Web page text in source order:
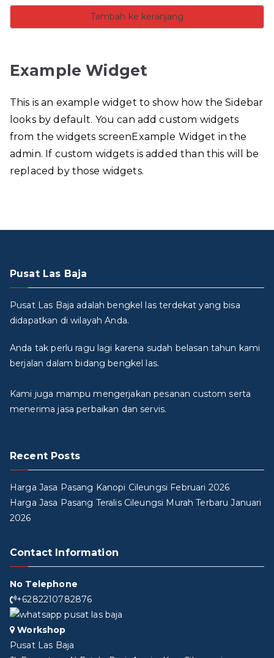
Tambah ke keranjang
Example Widget
This is an example widget to show how the Sidebar
looks by default. You can add custom widgets
from the widgets screenExample Widget in the
admin. If custom widgets is added than this will be
replaced by those widgets.
Pusat Las Baja
Pusat Las Baja adalah bengkel las terdekat yang bisa
didapatkan di wilayah Anda.
Anda tak perlu ragu lagi karena sudah belasan tahun kami
berjalan dalam bidang bengkel las.
Kami juga mampu mengerjakan pesanan custom serta
menerima jasa perbaikan dan servis.
Recent Posts
Harga Jasa Pasang Kanopi Cileungsi Februari 2026
Harga Jasa Pasang Teralis Cileungsi Murah Terbaru Januari
2026
Contact Information
No Telephone
+6282210782876
Workshop
Pusat Las Baja